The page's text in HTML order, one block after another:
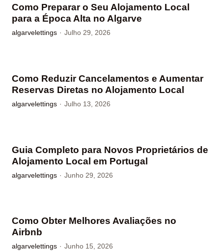
Como Preparar o Seu Alojamento Local
para a Época Alta no Algarve
algarvelettings · Julho 29, 2026
Como Reduzir Cancelamentos e Aumentar
Reservas Diretas no Alojamento Local
algarvelettings · Julho 13, 2026
Guia Completo para Novos Proprietários de
Alojamento Local em Portugal
algarvelettings · Junho 29, 2026
Como Obter Melhores Avaliações no
Airbnb
algarvelettings · Junho 15, 2026